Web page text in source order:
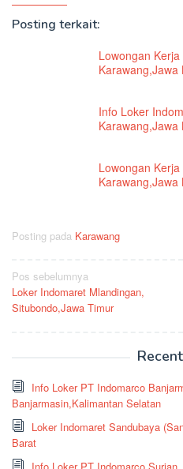
Posting terkait:
Lowongan
Karawang,Jawa
Info Loker
Karawang,Jawa
Lowongan
Karawang,Jawa
Posting pada Karawang
Navigasi
pos
Pos sebelumnya
Loker Indomaret Mlandingan,
Situbondo,Jawa Timur
Info Loker PT Indomarco
Banjarmasin,Kalimantan Selatan
Loker Indomaret Sandubaya
Barat